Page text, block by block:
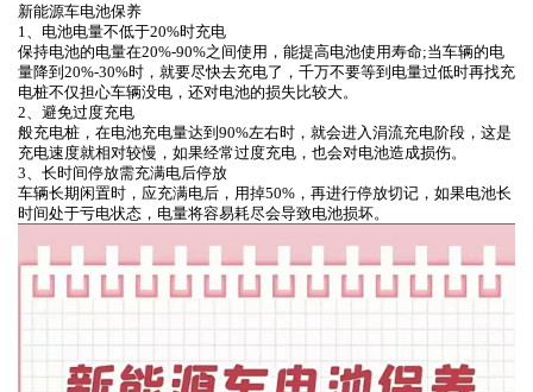
新能源车电池保养
1、电池电量不低于20%时充电
保持电池的电量在20%-90%之间使用，能提高电池使用寿命;当车辆的电
量降到20%-30%时，就要尽快去充电了，千万不要等到电量过低时再找充
电桩不仅担心车辆没电，还对电池的损失比较大。
2、避免过度充电
般充电桩，在电池充电量达到90%左右时，就会进入涓流充电阶段，这是
充电速度就相对较慢，如果经常过度充电，也会对电池造成损伤。
3、长时间停放需充满电后停放
车辆长期闲置时，应充满电后，用掉50%，再进行停放切记，如果电池长
时间处于亏电状态，电量将容易耗尽会导致电池损坏。